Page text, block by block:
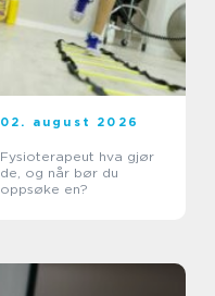
02. august 2026
Fysioterapeut hva gjør
de, og når bør du
oppsøke en?